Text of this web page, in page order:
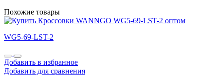
Похожие товары
WG5-69-LST-2
Добавить в избранное
Добавить для сравнения